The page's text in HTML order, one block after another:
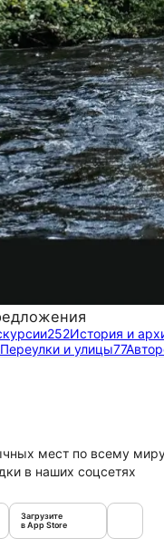
252История и
Переулки и улицы77
мест по всему
в наших соцсетях
Загрузите
в App Store